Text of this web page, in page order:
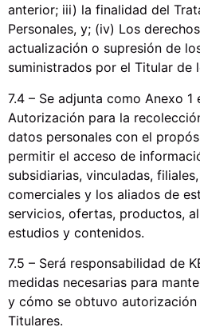
anterior; iii) la finalidad del
Personales, y; (iv) Los
actualización o supresión de
suministrados por el Titular de
7.4 – Se adjunta como Anexo 1
Autorización para la
datos personales con el
permitir el acceso de
subsidiarias, vinculadas,
comerciales y los aliados de
servicios, ofertas, productos,
estudios y contenidos.
7.5 – Será responsabilidad de
medidas necesarias para
y cómo se obtuvo
Titulares.